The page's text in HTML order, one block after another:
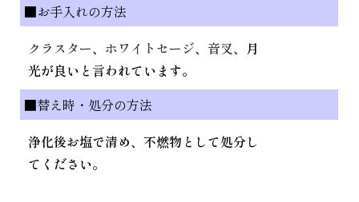
■お手入れの方法
クラスター、 ホワイトセージ、 音叉、月
光が良いと言われています。
■替え時・処分の方法
浄化後お塩で清め、不燃物として処分し
てください。